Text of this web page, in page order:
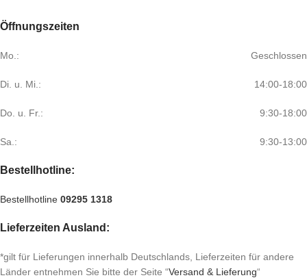
Öffnungszeiten
Mo.: Geschlossen
Di. u. Mi.: 14:00-18:00
Do. u. Fr.: 9:30-18:00
Sa.: 9:30-13:00
Bestellhotline:
Bestellhotline 09295 1318
Lieferzeiten Ausland:
*gilt für Lieferungen innerhalb Deutschlands, Lieferzeiten für andere
Länder entnehmen Sie bitte der Seite “Versand & Lieferung“